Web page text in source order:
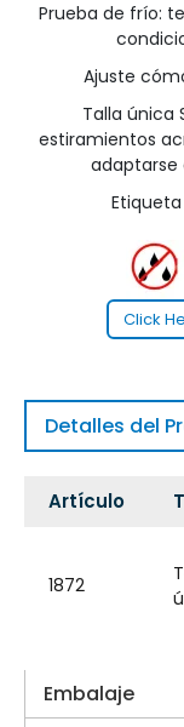
Prueba de frío:
Ajuste
Talla única
estiramientos
adaptarse
Click
Detalles del
Artículo
1872
Embalaje